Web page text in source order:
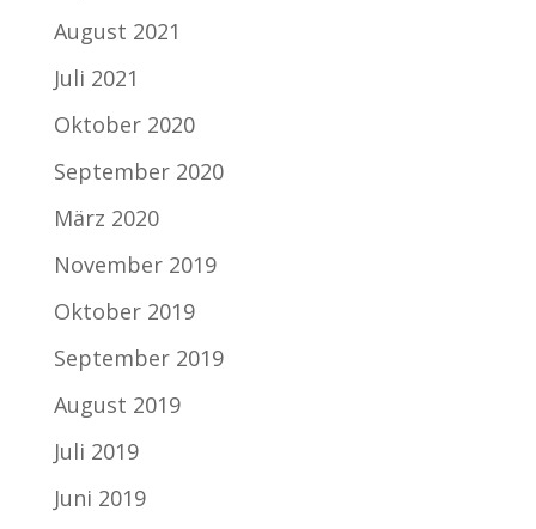
August 2021
Juli 2021
Oktober 2020
September 2020
März 2020
November 2019
Oktober 2019
September 2019
August 2019
Juli 2019
Juni 2019